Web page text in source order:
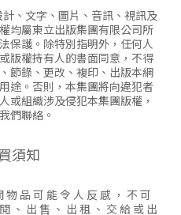
、文字、圖片、音訊、視訊及
均屬東立出版集團有限公司所
保護。除特別指明外，任何人
版權持有人的書面同意，不得
節錄、更改、複印、出版本網
途。否則，本集團將向違犯者
或組織涉及侵犯本集團版權，
們聯絡。
須知
物 品 可 能 令 人 反 感 ， 不 可
、 出 售 、 出 租 、 交 給 或 出